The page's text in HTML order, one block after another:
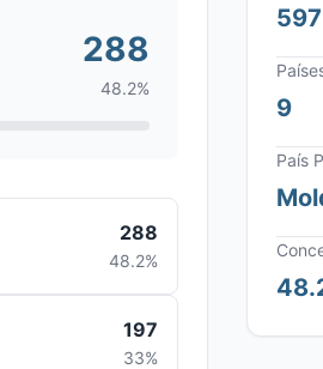
288
48.2%
288
48.2%
197
33%
597
9
País